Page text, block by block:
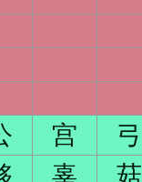
宫 弓
辜 菇